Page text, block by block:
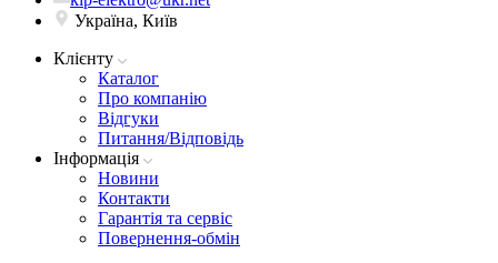
Україна, Київ
Клієнту
Каталог
Про компанію
Вiдгуки
Питання/Відповідь
Iнформацiя
Новини
Контакти
Гарантія та сервіс
Повернення-обмін